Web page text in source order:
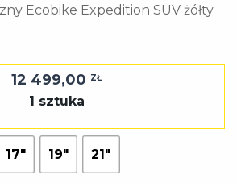
Ecobike Expedition SUV żółty
12 499,00 ZŁ
1 sztuka
17" 19" 21"